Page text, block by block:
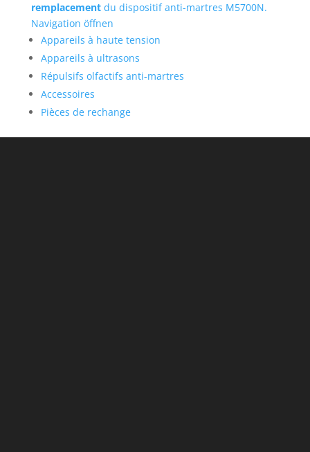
remplacementdu dispositif anti-martres M5700N.
Navigation öffnen
Appareils à haute tension
Appareils à ultrasons
Répulsifs olfactifs anti-martres
Accessoires
Pièces de rechange